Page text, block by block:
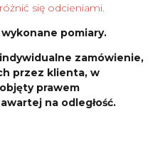
się odcieniami.
pomiary.
zamówienie,
przez klienta, w
prawem
na odległość.